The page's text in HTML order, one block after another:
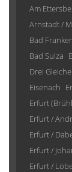
Am
Arnstadt /
Bad
Bad Sulza
Drei
Eisenach
Erfurt
Erfurt /
Erfurt /
Erfurt /
Erfurt /